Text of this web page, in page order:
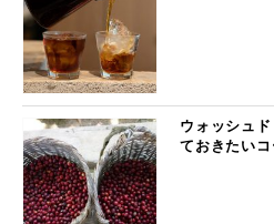
ウォッシュ
ておきたい